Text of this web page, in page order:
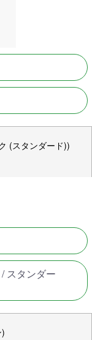
(スタンダード))
スタンダー